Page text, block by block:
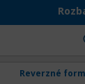
Reverzné